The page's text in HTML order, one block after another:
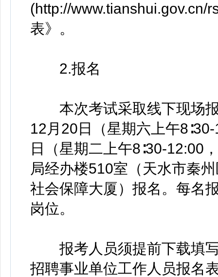
(http://www.tianshui.gov.cn/
表》。
2.报名
本次考试采取线下现场报
12月20日（星期六上午
日（星期二上午8∶30-12:00
局经办楼510室（天水市秦
社会保障大厦）报名。每名
岗位。
报考人员须提前下载填写
招聘事业单位工作人员报名